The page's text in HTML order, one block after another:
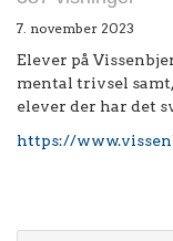
7. november 2023
Elever på
mental trivsel
elever der har det
https://